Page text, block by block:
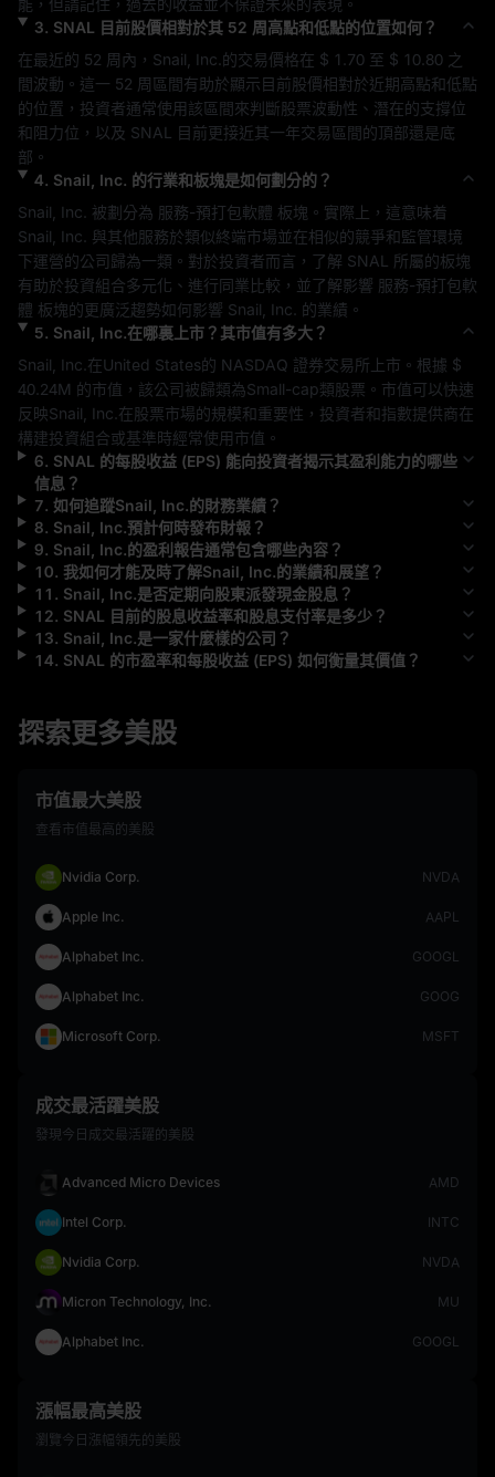
能，但請記住，過去的收益並不保證未來的表現。
3. SNAL 目前股價相對於其 52 周高點和低點的位置如何？
在最近的 52 周內， Snail, Inc. 的交易價格在 $ 1.70 至 $ 10.80 之
間波動。這一 52 周區間有助於顯示目前股價相對於近期高點和低點
的位置，投資者通常使用該區間來判斷股票波動性、潛在的支撐位
和阻力位，以及 SNAL
目前更接近其一年交易區間的頂部還是底
部。
4. Snail, Inc. 的行業和板塊是如何劃分的？
Snail, Inc. 被劃分為 服務-預打包軟體
Snail, Inc. 與其他服務於類似終端市場並在相似的競爭和監管環境
下運營的公司歸為一類。對於投資者而言，了解 SNAL
所屬的板塊
有助於投資組合多元化、進行同業比較，並了解影響 服務-預打包軟
體 板塊的更廣泛趨勢如何影響 Snail, Inc. 的業績。
5. Snail, Inc.在哪裏上市？其市值有多大？
Snail, Inc. 在United States的 NASDAQ 證券交易所上市。根據 $
40.24M 的市值，該公司被歸類為Small-cap類股票。市值可以快速
反映Snail, Inc. 在股票市場的規模和重要性，投資者和指數提供商在
構建投資組合或基準時經常使用市值。
6. SNAL 的每股收益 (EPS) 能向投資者揭示其盈利能力的哪些
信息？
7. 如何追蹤Snail, Inc.的財務業績？
8. Snail, Inc.預計何時發布財報？
9. Snail, Inc.的盈利報告通常包含哪些內容？
10. 我如何才能及時了解Snail, Inc.的業績和展望？
11 . Snail, Inc.是否定期向股東派發現金股息？
12. SNAL 目前的股息收益率和股息支付率是多少？
13. Snail, Inc.是一家什麼樣的公司？
14. SNAL 的市盈率和每股收益 (EPS) 如何衡量其價值？
探索更多美股
市值最大美股
查看市值最高的美股
Nvidia Corp. NVDA
Apple Inc. AAPL
Alphabet Inc. GOOGL
Alphabet Inc. GOOG
Microsoft Corp. MSFT
成交最活躍美股
發現今日成交最活躍的美股
Advanced Micro Devices AMD
Intel Corp. INTC
Nvidia Corp. NVDA
Micron Technology, Inc. MU
Alphabet Inc. GOOGL
漲幅最高美股
瀏覽今日漲幅領先的美股